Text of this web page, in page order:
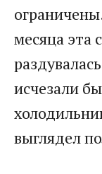
месяца эта
исчезали
выглядел